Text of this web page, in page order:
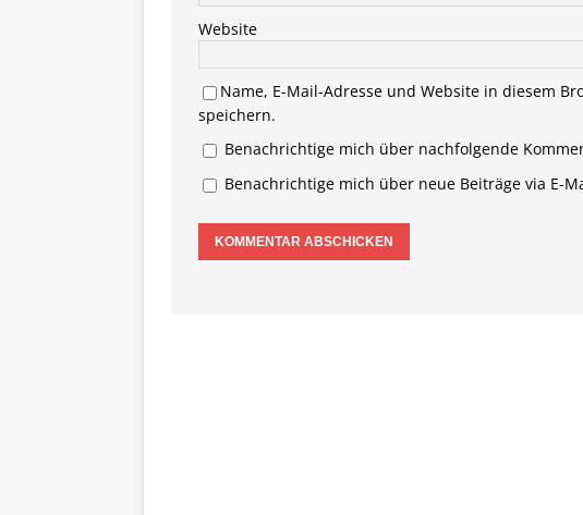
Website
Name, E-Mail-Adresse und Website in diesem
speichern.
Benachrichtige mich über nachfolgende
Benachrichtige mich über neue Beiträge via E-